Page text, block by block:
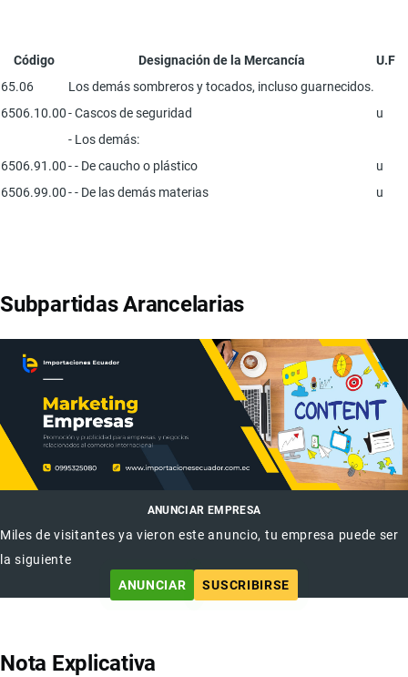
Código Designación de la Mercancía
U.F
65.06
Los demás sombreros y tocados, incluso guarnecidos.
6506.10.00- Cascos de seguridad
u
- Los demás:
6506.91.00- - De caucho o plástico
u
6506.99.00- - De las demás materias u
Subpartidas Arancelarias
ANUNCIAR EMPRESA
Miles de visitantes ya vieron este anuncio, tu empresa puede ser
la siguiente
ANUNCIAR
SUSCRIBIRSE
Nota Explicativa